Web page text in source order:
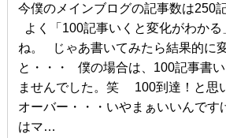
今僕のメインブログの記事数は250
よく「100記事いくと変化がわかる
ね。 じゃあ書いてみたら結果的に
と・・・ 僕の場合は、100記事書い
ませんでした。笑 100到達！と思
オーバー・・・いやまぁいいんです
はマ…